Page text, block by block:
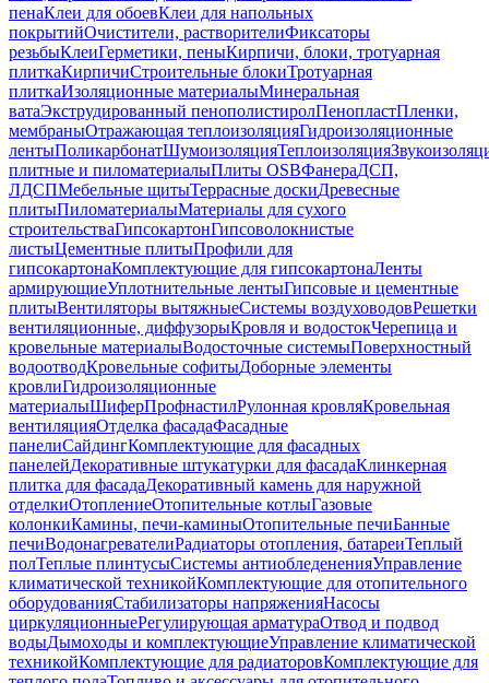
пенаКлеи для обоевКлеи для напольных
покрытийОчистители, растворителиФиксаторы
резьбыКлеиГерметики, пеныКирпичи, блоки, тротуарная
плиткаКирпичиСтроительные блокиТротуарная
плиткаИзоляционные материалыМинеральная
ватаЭкструдированный пенополистиролПенопластПленки,
мембраныОтражающая теплоизоляцияГидроизоляционные
лентыПоликарбонатШумоизоляцияТеплоизоляция
плитные и пиломатериалыПлиты OSBФанераДСП,
ЛДСПМебельные щитыТеррасные доскиДревесные
плитыПиломатериалыМатериалы для сухого
строительстваГипсокартонГипсоволокнистые
листыЦементные плитыПрофили для
гипсокартонаКомплектующие для гипсокартонаЛенты
армирующиеУплотнительные лентыГипсовые и цементные
плитыВентиляторы вытяжныеСистемы воздуховодовРешетки
вентиляционные, диффузорыКровля и водостокЧерепица и
кровельные материалыВодосточные системыПоверхностный
водоотводКровельные софитыДоборные элементы
кровлиГидроизоляционные
материалыШиферПрофнастилРулонная кровляКровельная
вентиляцияОтделка фасадаФасадные
панелиСайдингКомплектующие для фасадных
панелейДекоративные штукатурки для фасадаКлинкерная
плитка для фасадаДекоративный камень для наружной
отделкиОтоплениеОтопительные котлыГазовые
колонкиКамины, печи-каминыОтопительные печиБанные
печиВодонагревателиРадиаторы отопления, батареиТеплый
полТеплые плинтусыСистемы антиобледененияУправление
климатической техникойКомплектующие для отопительного
оборудованияСтабилизаторы напряженияНасосы
циркуляционныеРегулирующая арматураОтвод и подвод
водыДымоходы и комплектующиеУправление климатической
техникойКомплектующие для радиаторовКомплектующие для